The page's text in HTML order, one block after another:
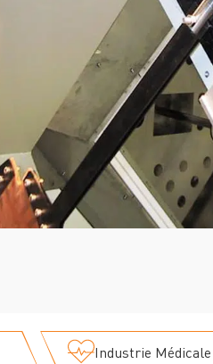
Industrie Médicale